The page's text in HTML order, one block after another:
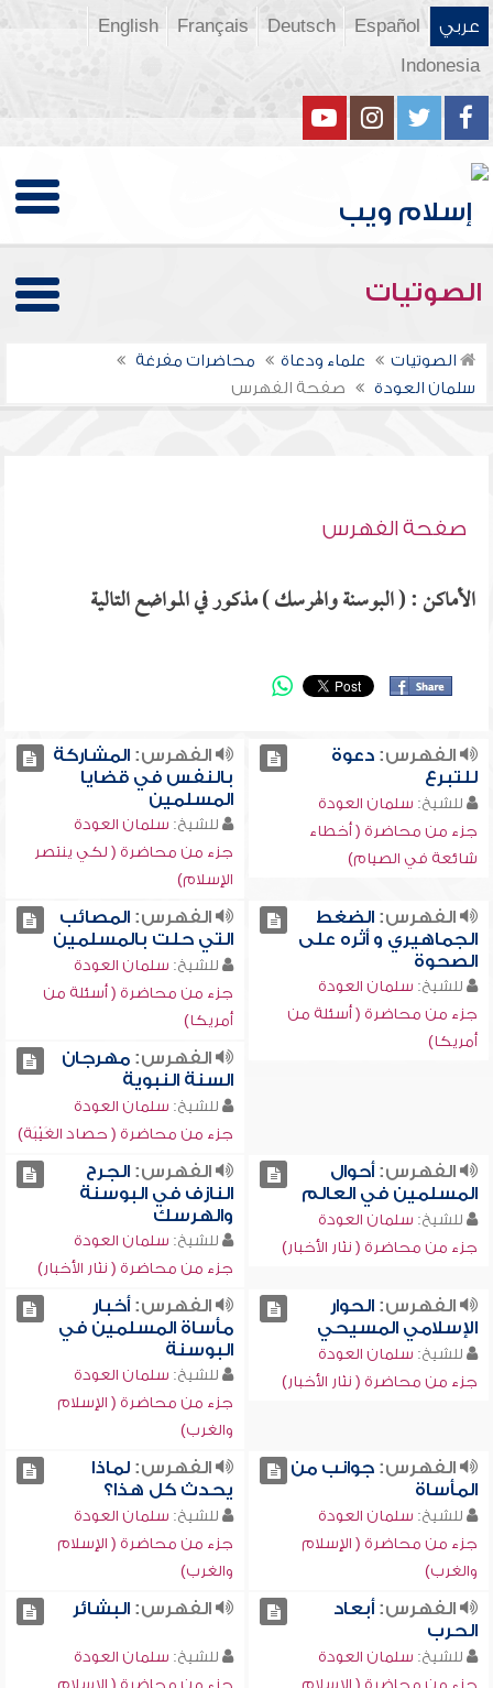
عربي Español
Deutsch
Français
English
Indonesia
الصوتيات
الصوتيات علماء ودعاة
محاضرات مفرغة
سلمان العودة
صفحة الفهرس
صفحة الفهرس
الأماكن : ( البوسنة والهرسك ) مذكور في المواضع التالية
الفهرس:دعوة
للتبرع
للشيخ: سلمان العودة
جزء من محاضرة ( أخطاء
شائعة في الصيام)
الفهرس:المشاركة
بالنفس في قضايا
المسلمين
للشيخ: سلمان العودة
جزء من محاضرة ( لكي ينتصر
الإسلام)
الفهرس:الضغط
الجماهيري و أثره على
الصحوة
للشيخ: سلمان العودة
جزء من محاضرة ( أسئلة من
أمريكا)
الفهرس:المصائب
التي حلت بالمسلمين
للشيخ: سلمان العودة
جزء من محاضرة ( أسئلة من
أمريكا)
الفهرس:مهرجان
السنة النبوية
للشيخ: سلمان العودة
جزء من محاضرة ( حصاد الغَيْبَة)
الفهرس:أحوال
المسلمين في العالم
للشيخ: سلمان العودة
جزء من محاضرة ( نثار الأخبار)
الفهرس:الجرح
النازف في البوسنة
والهرسك
للشيخ: سلمان العودة
جزء من محاضرة ( نثار الأخبار)
الفهرس:الحوار
الإسلامي المسيحي
للشيخ: سلمان العودة
جزء من محاضرة ( نثار الأخبار)
الفهرس:أخبار
مأساة المسلمين في
البوسنة
للشيخ: سلمان العودة
جزء من محاضرة ( الإسلام
والغرب)
الفهرس:جوانب من
المأساة
للشيخ: سلمان العودة
جزء من محاضرة ( الإسلام
والغرب)
الفهرس:لماذا
يحدث كل هذا؟
للشيخ: سلمان العودة
جزء من محاضرة ( الإسلام
والغرب)
الفهرس:أبعاد
الحرب
للشيخ: سلمان العودة
جزء من محاضرة ( الإسلام
الفهرس:البشائر
للشيخ: سلمان العودة
جزء من محاضرة ( الإسلام